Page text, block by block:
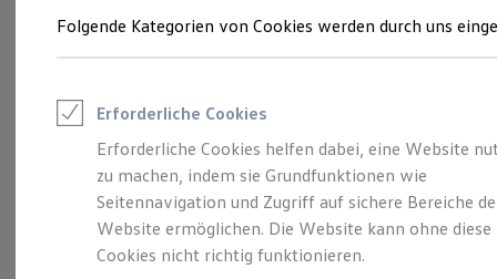
Junge Gebrauchtwagen und Gebrauchtwagen
Saisonangebote
Leasing
Leasing-Angebote
Gebrauchtwagen Leasing
Junge Gebrauchtwagen-Leasing
Elektroauto Leasing
Kleinwagen-Leasing
Leasing ohne Anzahlung
Stilvollelektrisch. Der
ID.5
Folgende Kategorien von Cookies werden durch uns
Erforderliche Cookies
Erforderliche Cookies helfen dabei, eine Website
zu machen, indem sie Grundfunktionen wie
Seitennavigation und Zugriff auf sichere Bereiche
Website ermöglichen. Die Website kann ohne diese
Cookies nicht richtig funktionieren.